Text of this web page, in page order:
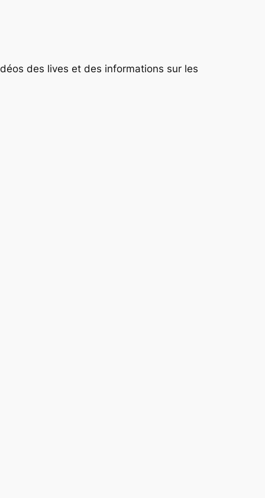
des lives et des informations sur les